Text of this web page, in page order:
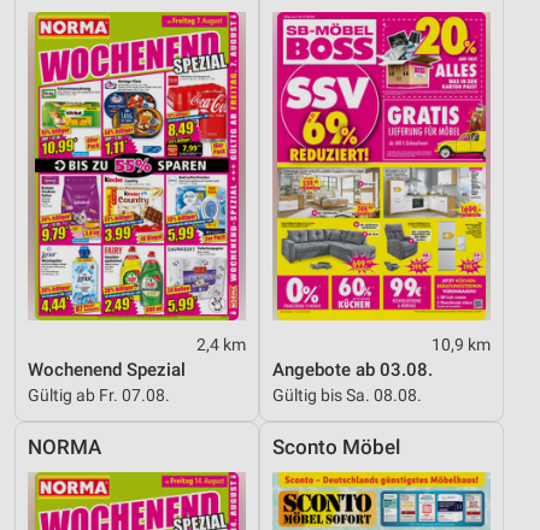
2,4 km
Wochenend Spezial
Gültig ab Fr. 07.08.
10,9 km
Angebote ab 03.08.
Gültig bis Sa. 08.08.
NORMA Sconto Möbel